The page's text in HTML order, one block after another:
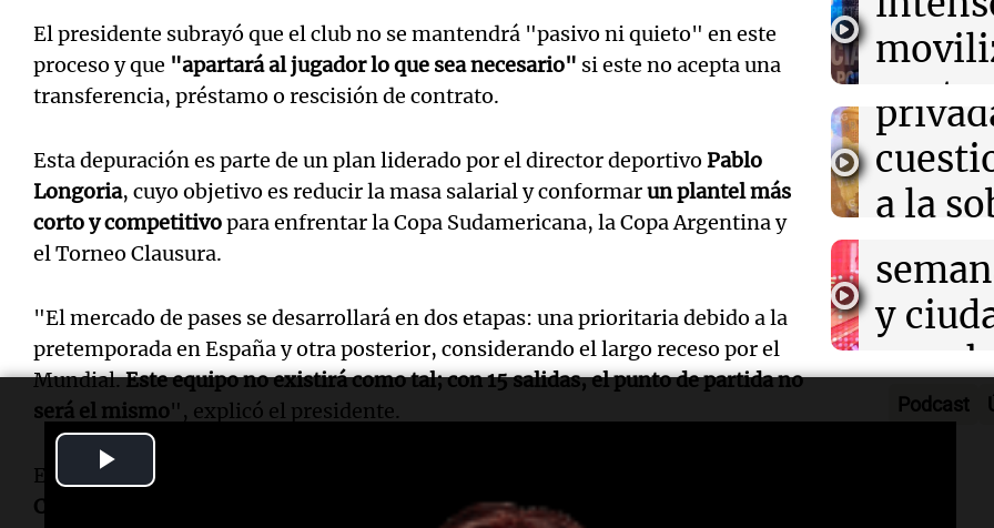
El presidente subrayó que el club no se mantendrá "pasivo ni quieto" en este
proceso y que "apartará al jugador lo que sea necesario" si este no acepta una
transferencia, préstamo o rescisión de contrato.
Esta depuración es parte de un plan liderado por el director deportivo Pablo
Longoria, cuyo objetivo es reducir la masa salarial y conformarun plantel más
corto y competitivopara enfrentar la Copa Sudamericana, la Copa Argentina y
el Torneo Clausura.
"El mercado de pases se desarrollará en dos etapas: una prioritaria debido a la
pretemporada en España y otra posterior, considerando el largo receso por el
Mundial.Este equipo no existirá como tal; con 15 salidas, el punto de partida no
será el mismo", explicó el presidente.
Entre los futbolistas que podrían salir se encuentran
Castaño, Giuliano Galoppo y Maximiliano Salas.
Panorama
Episodios
Panorama
Episodios
el
a la
digital
Panorama
Episodios
Audio.
un fin
y
Audio.
Audio.
Podcast